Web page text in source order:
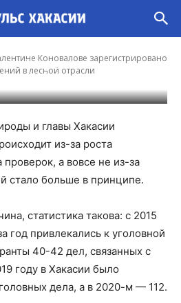
Коновалове зарегистрировано
в лесной отрасли
отрасли
и главы Хакасии
из-за роста
проверок, а вовсе не из-за
стало больше в принципе.
статистика такова: с 2015
год привлекались к уголовной
40-42 дел, связанных с
году в Хакасии было
дела, а в 2020-м — 112.